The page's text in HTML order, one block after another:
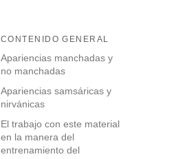
CONTENIDO GENERAL
Apariencias manchadas y
no manchadas
Apariencias samsáricas y
nirvánicas
El trabajo con este material
en la manera del
entrenamiento del